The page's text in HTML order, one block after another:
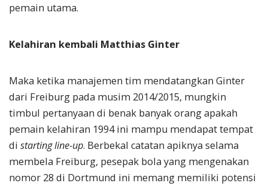
pemain utama.
Kelahiran kembali Matthias Ginter
Maka ketika manajemen tim mendatangkan Ginter
dari Freiburg pada musim 2014/2015, mungkin
timbul pertanyaan di benak banyak orang apakah
pemain kelahiran 1994 ini mampu mendapat tempat
di starting line-up. Berbekal catatan apiknya selama
membela Freiburg, pesepak bola yang mengenakan
nomor 28 di Dortmund ini memang memiliki potensi